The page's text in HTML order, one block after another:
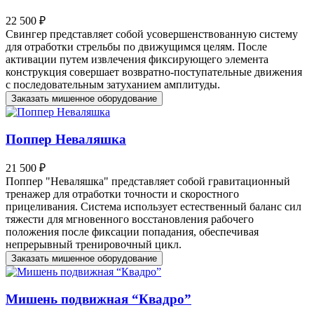
22 500 ₽
Свингер представляет собой усовершенствованную систему
для отработки стрельбы по движущимся целям. После
активации путем извлечения фиксирующего элемента
конструкция совершает возвратно-поступательные движения
с последовательным затуханием амплитуды.
Заказать мишенное оборудование
Поппер Неваляшка
21 500 ₽
Поппер "Неваляшка" представляет собой гравитационный
тренажер для отработки точности и скоростного
прицеливания. Система использует естественный баланс сил
тяжести для мгновенного восстановления рабочего
положения после фиксации попадания, обеспечивая
непрерывный тренировочный цикл.
Заказать мишенное оборудование
Мишень подвижная “Квадро”